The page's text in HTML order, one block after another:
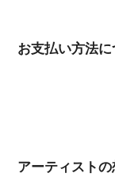
お支払い方法に
アーティスト